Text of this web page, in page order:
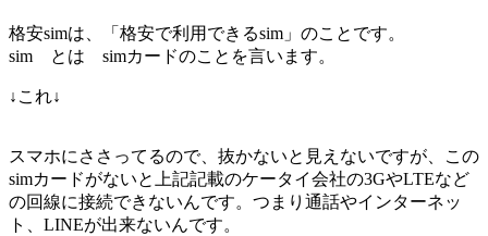
格安simは、「格安で利用できるsim」のことです。
sim とは simカードのことを言います。
↓これ↓
スマホにささってるので、抜かないと見えないですが、この
simカードがないと上記記載のケータイ会社の3GやLTEなど
の回線に接続できないんです。つまり通話やインターネッ
ト、LINEが出来ないんです。